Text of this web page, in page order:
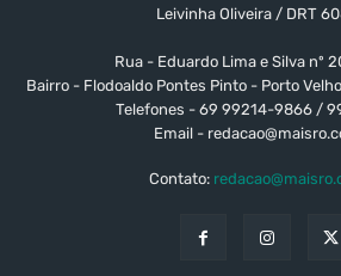
Leivinha Oliveira / DRT
Rua - Eduardo Lima e Silva nº
Bairro - Flodoaldo Pontes Pinto - Porto
Telefones - 69 99214-9866 /
Email -
Contato: